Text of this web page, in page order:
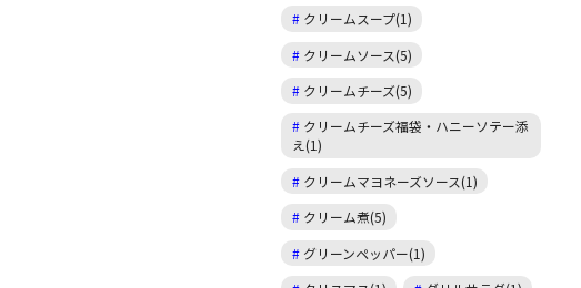
クリームスープ(1)
クリームソース(5)
クリームチーズ(5)
クリームチーズ福袋・ハニーソテー添
え(1)
クリームマヨネーズソース(1)
クリーム煮(5)
グリーンペッパー(1)